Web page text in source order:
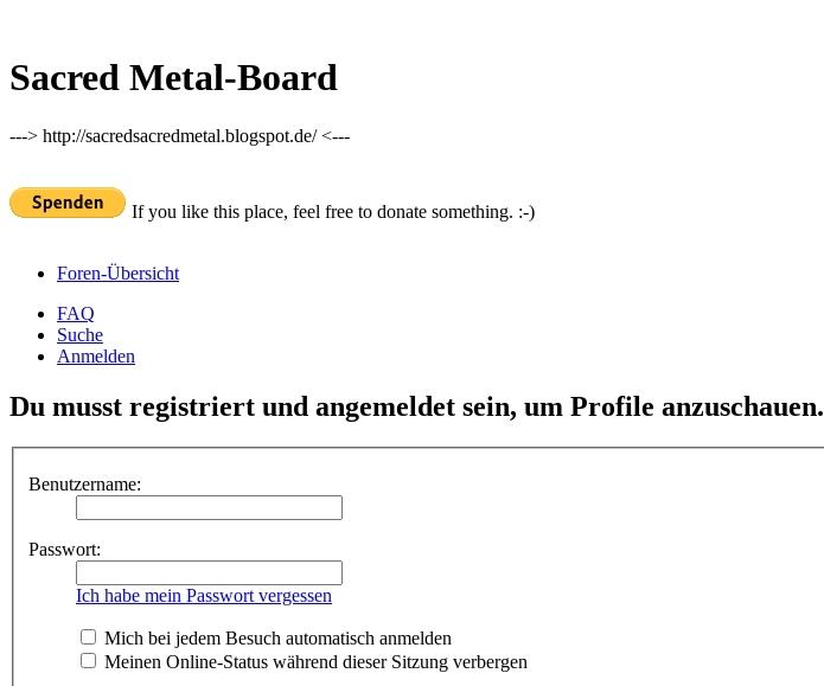
Sacred Metal-Board
---> http://sacredsacredmetal.blogspot.de/ <---
If you like this place, feel free to donate something. :-)
Foren-Übersicht
FAQ
Suche
Anmelden
Du musst registriert und angemeldet sein, um Profile anzuschauen.
Benutzername:
Passwort:
Ich habe mein Passwort vergessen
Mich bei jedem Besuch automatisch anmelden
Meinen Online-Status während dieser Sitzung verbergen